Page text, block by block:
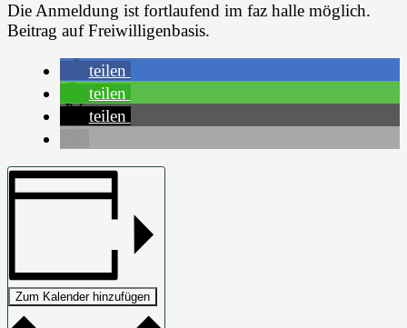
Die Anmeldung ist fortlaufend im faz halle möglich.
Beitrag auf Freiwilligenbasis.
teilen
teilen
teilen
Zum Kalender hinzufügen